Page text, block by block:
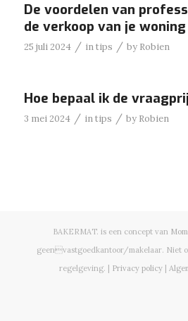
De voordelen van
de verkoop van je woning
25 juli 2024 / intips / by Robien
Hoe bepaal ik de
3 mei 2024 / intips / by Robien
BAKERMAT. is een concept van
geenvastgoedkantoor/makelaar. Niet
regelgeving. | Privacy policy |